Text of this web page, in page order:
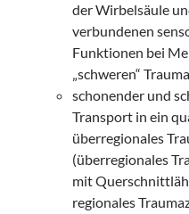
der Wirbelsäule
verbundenen
Funktionen bei
„schweren“ Trauma
schonender und
Transport in ein
überregionales
(überregionales
mit
regionales